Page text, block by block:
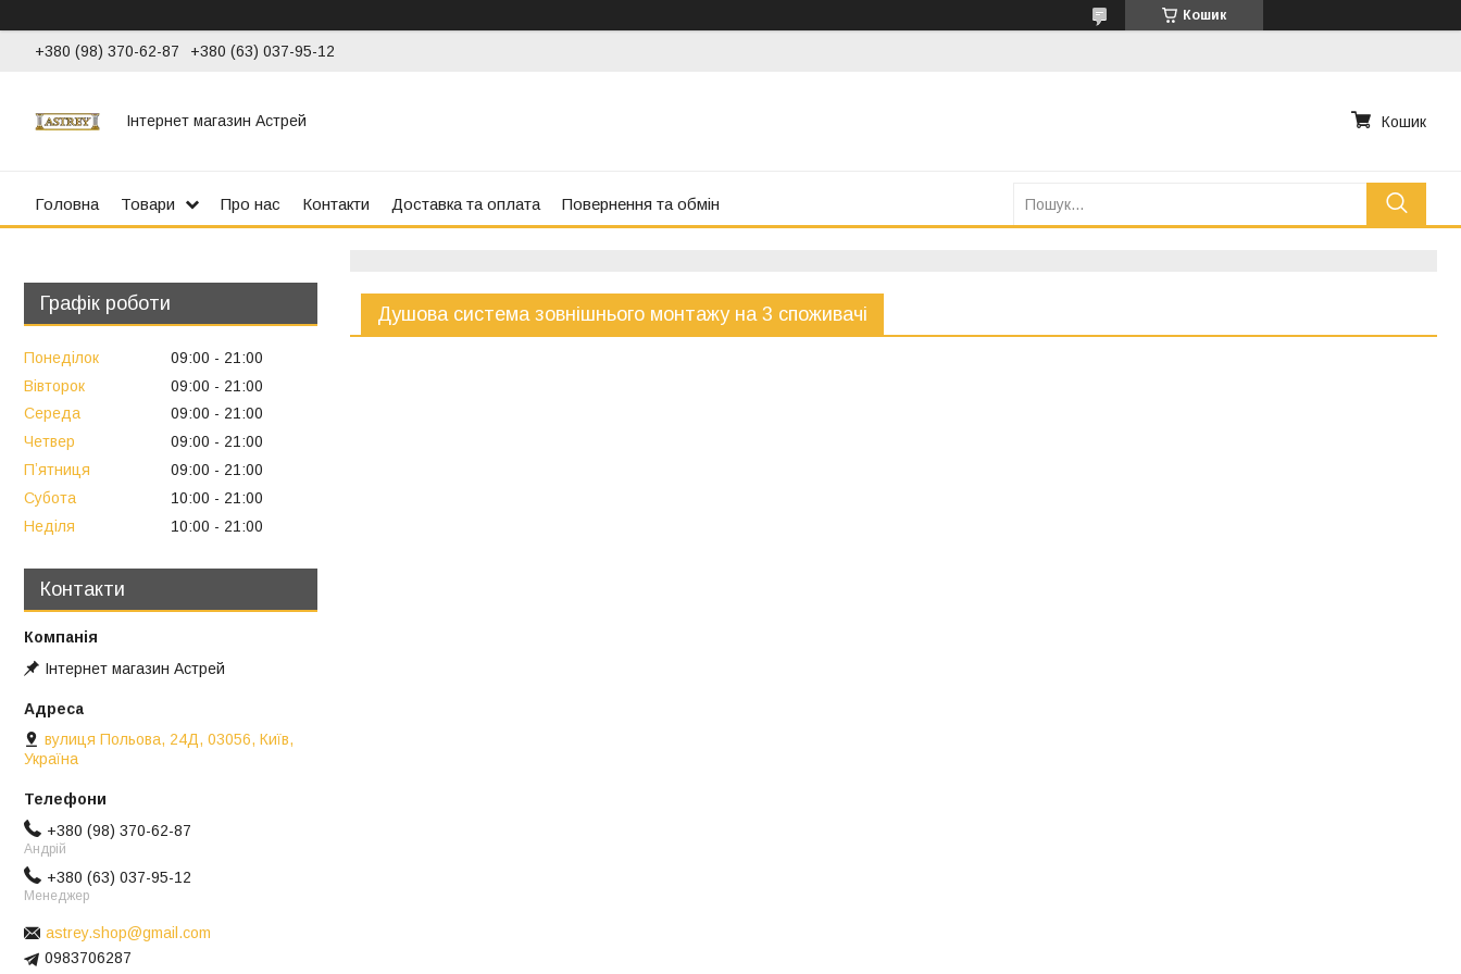
Кошик
+380 (98) 370-62-87 +380 (63) 037-95-12
Інтернет магазин Астрей Кошик
Головна Товари Про нас Контакти Доставка та оплата Повернення та обмін
Душова система зовнішнього монтажу на 3 споживачі
Графік роботи
Понеділок 09:00
21:00
Вівторок
09:00
21:00
Середа
09:00
21:00
Четвер
09:00
21:00
Пʼятниця
09:00
21:00
Субота
10:00
21:00
Неділя
10:00 21:00
Контакти
Інтернет магазин Астрей
вулиця Польова, 24Д, 03056, Київ,
Україна
+380 (98) 370-62-87
Андрій
+380 (63) 037-95-12
Менеджер
astrey.shop@gmail.com
0983706287